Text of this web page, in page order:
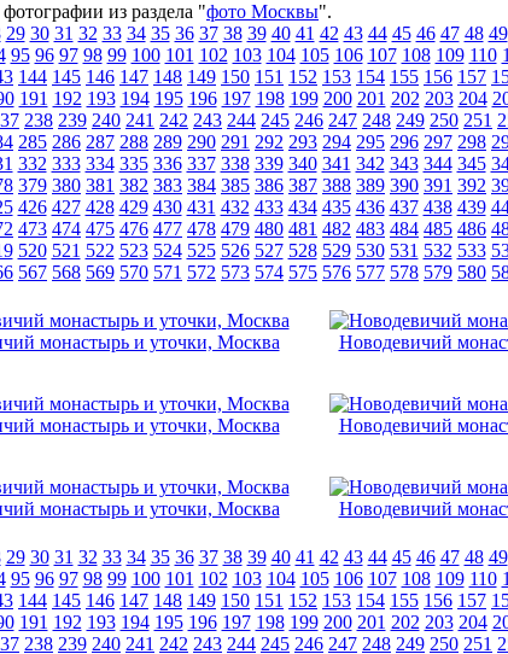
из раздела "фото Москвы".
29 30 31 32 33 34 35 36 37 38 39 40 41 42 43 44 45 46 47 48 49
95 96 97 98 99 100 101 102 103 104 105 106 107 108 109 110
144 145 146 147 148 149 150 151 152 153 154 155 156 157
191 192 193 194 195 196 197 198 199 200 201 202 203 204
238 239 240 241 242 243 244 245 246 247 248 249 250 251
285 286 287 288 289 290 291 292 293 294 295 296 297 298
332 333 334 335 336 337 338 339 340 341 342 343 344 345
379 380 381 382 383 384 385 386 387 388 389 390 391 392
426 427 428 429 430 431 432 433 434 435 436 437 438 439
473 474 475 476 477 478 479 480 481 482 483 484 485 486
520 521 522 523 524 525 526 527 528 529 530 531 532 533
567 568 569 570 571 572 573 574 575 576 577 578 579 580
монастырь и уточки, Москва Новодевичий
монастырь и уточки, Москва Новодевичий
монастырь и уточки, Москва Новодевичий
29 30 31 32 33 34 35 36 37 38 39 40 41 42 43 44 45 46 47 48 49
95 96 97 98 99 100 101 102 103 104 105 106 107 108 109 110
144 145 146 147 148 149 150 151 152 153 154 155 156 157
191 192 193 194 195 196 197 198 199 200 201 202 203 204
238 239 240 241 242 243 244 245 246 247 248 249 250 251